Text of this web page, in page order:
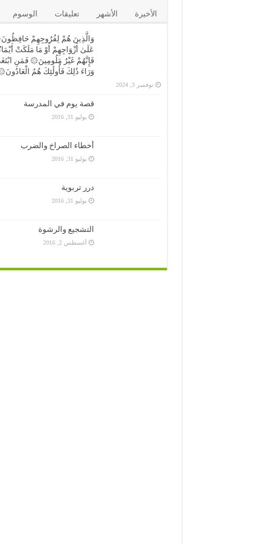
الأخيرة الأشهر تعليقات الوسوم
وَالَّذِينَ هُمْ لِفُرُوجِهِمْ
عَلَىٰ أَزْوَاجِهِمْ أَوْ مَا مَلَكَتْ
فَإِنَّهُمْ غَيْرُ مَلُومِينَ۞ فَمَنِ
وَرَاءَ ذَٰلِكَ فَأُولَٰئِكَ هُمُ
نوفمبر 3, 2024
قصة يوم في المدرسة
يوليو 31, 2016
أخطاء الصراخ والضرب
يوليو 31, 2016
درر تربوية
يوليو 31, 2016
التشجيع والرشوة
أغسطس 2, 2016